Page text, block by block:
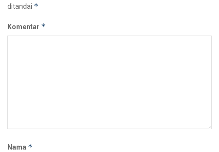
ditandai *
Komentar *
Nama *